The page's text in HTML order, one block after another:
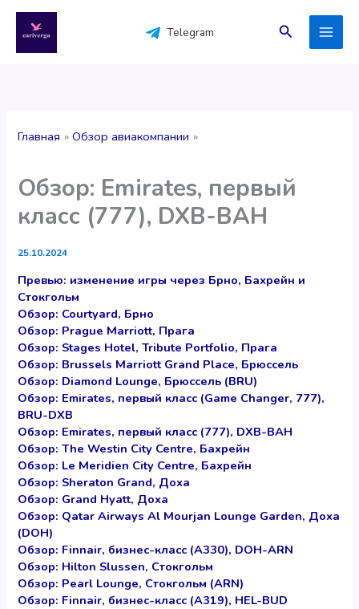
содержимому
Telegram Поиск
Главная Обзор авиакомпании
Обзор: Emirates, первый
класс (777), DXB-BAH
25.10.2024
Превью: изменение игры через Брно, Бахрейн и
Стокгольм
Обзор: Courtyard, Брно
Обзор: Prague Marriott, Прага
Обзор: Stages Hotel, Tribute Portfolio, Прага
Обзор: Brussels Marriott Grand Place, Брюссель
Обзор: Diamond Lounge, Брюссель (BRU)
Обзор: Emirates, первый класс (Game Changer, 777),
BRU-DXB
Обзор: Emirates, первый класс (777), DXB-BAH
Обзор: The Westin City Centre, Бахрейн
Обзор: Le Meridien City Centre, Бахрейн
Обзор: Sheraton Grand, Доха
Обзор: Grand Hyatt, Доха
Обзор: Qatar Airways Al Mourjan Lounge Garden, Доха
(DOH)
Обзор: Finnair, бизнес-класс (А330), DOH-ARN
Обзор: Hilton Slussen, Стокгольм
Обзор: Pearl Lounge, Стокгольм (ARN)
Обзор: Finnair, бизнес-класс (А319), HEL-BUD